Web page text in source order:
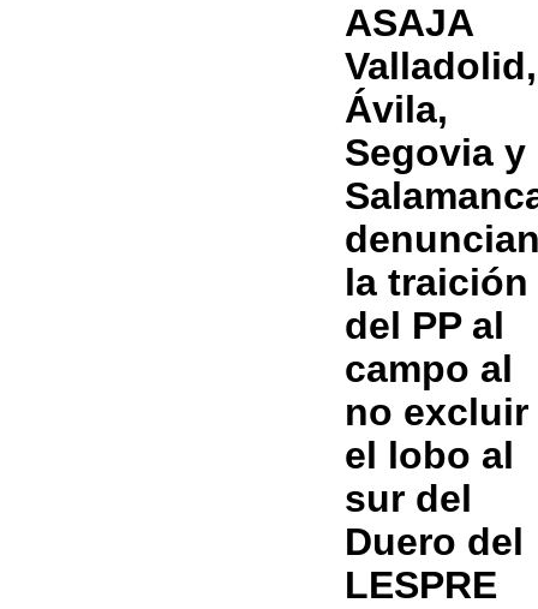
ASAJA
Valladolid,
Ávila,
Segovia y
la traición
del PP al
campo al
no excluir
el lobo al
sur del
Duero del
LESPRE